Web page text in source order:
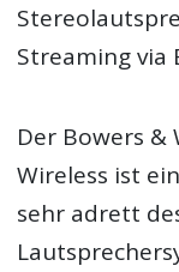
Streaming via
Der Bowers &
Wireless ist
sehr adrett